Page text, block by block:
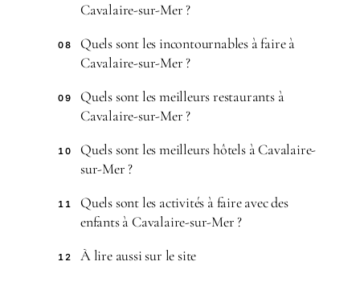
Cavalaire-sur-Mer ?
08
Quels sont les incontournables à faire à
Cavalaire-sur-Mer ?
09
Quels sont les meilleurs restaurants à
Cavalaire-sur-Mer ?
10
Quels sont les meilleurs hôtels à Cavalaire-
sur-Mer ?
11
Quels sont les activités à faire avec des
enfants à Cavalaire-sur-Mer ?
12 À lire aussi sur le site